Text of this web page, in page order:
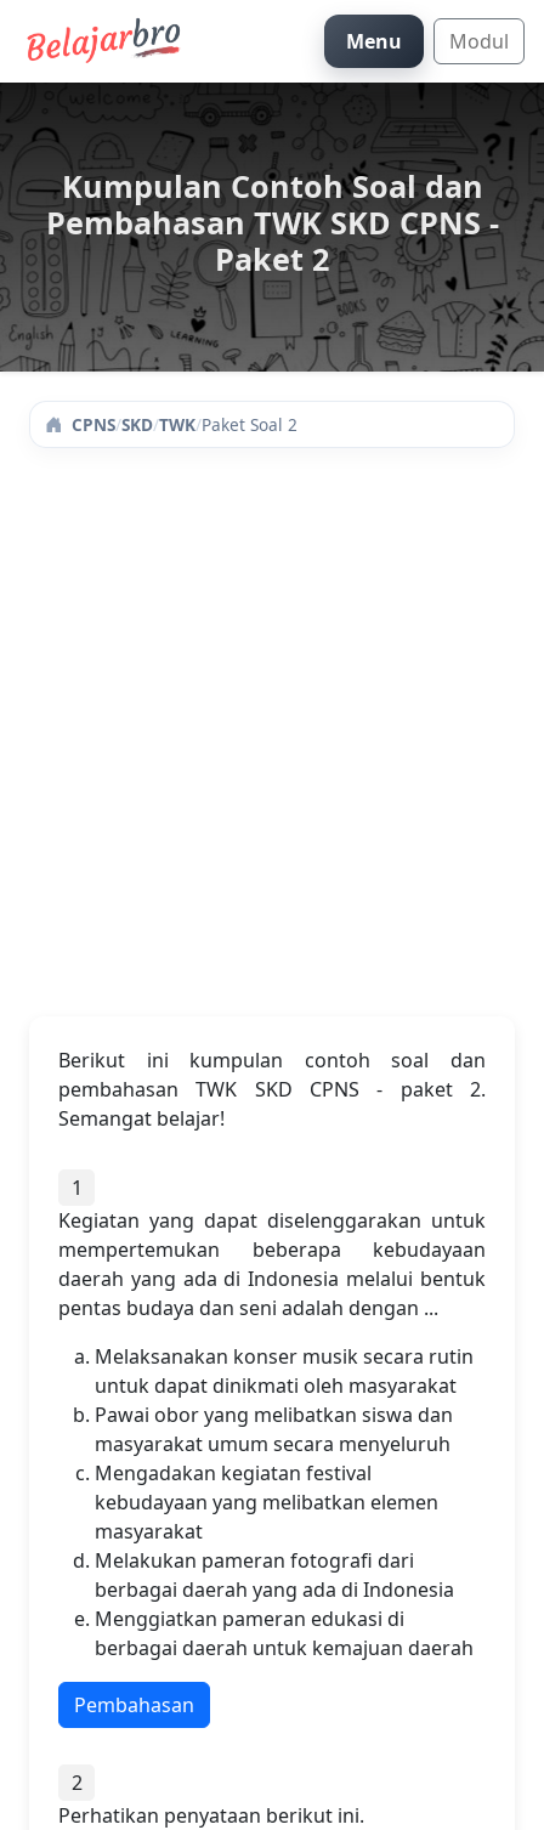
Menu Modul
Kumpulan Contoh Soal dan
Pembahasan TWK SKD CPNS -
Paket 2
CPNS/SKD/TWK/Paket Soal 2
Berikut ini kumpulan contoh soal dan
pembahasan TWK SKD CPNS - paket 2.
Semangat belajar!
1
Kegiatan yang dapat diselenggarakan untuk
mempertemukan beberapa kebudayaan
daerah yang ada di Indonesia melalui bentuk
pentas budaya dan seni adalah dengan ...
Melaksanakan konser musik secara rutin
untuk dapat dinikmati oleh masyarakat
Pawai obor yang melibatkan siswa dan
masyarakat umum secara menyeluruh
Mengadakan kegiatan festival
kebudayaan yang melibatkan elemen
masyarakat
Melakukan pameran fotografi dari
berbagai daerah yang ada di Indonesia
Menggiatkan pameran edukasi di
berbagai daerah untuk kemajuan daerah
Pembahasan
2
Perhatikan penyataan berikut ini.